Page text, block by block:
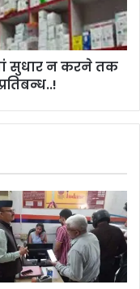
सुधार न करने तक